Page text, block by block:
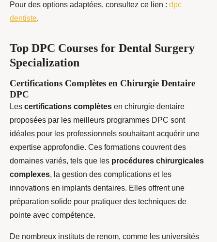
Pour des options adaptées, consultez ce lien : dpc
dentiste.
Top DPC Courses for Dental Surgery
Specialization
Certifications Complètes en Chirurgie Dentaire
DPC
Les certifications complètes en chirurgie dentaire
proposées par les meilleurs programmes DPC sont
idéales pour les professionnels souhaitant acquérir une
expertise approfondie. Ces formations couvrent des
domaines variés, tels que les procédures chirurgicales
complexes, la gestion des complications et les
innovations en implants dentaires. Elles offrent une
préparation solide pour pratiquer des techniques de
pointe avec compétence.
De nombreux instituts de renom, comme les universités